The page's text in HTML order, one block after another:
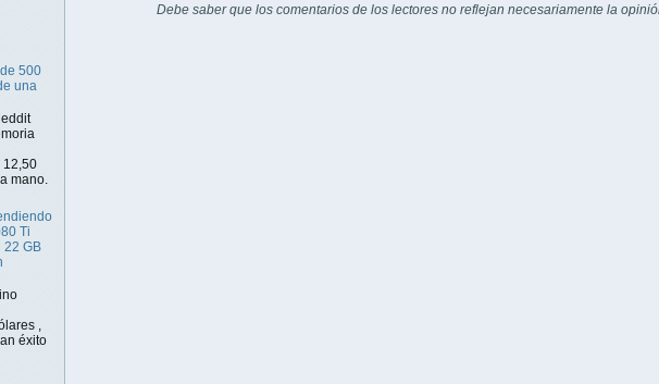
500
una
12,50
mano.
Ti
22 GB
,
éxito
Debe saber que los comentarios de los lectores no reflejan necesariamente la